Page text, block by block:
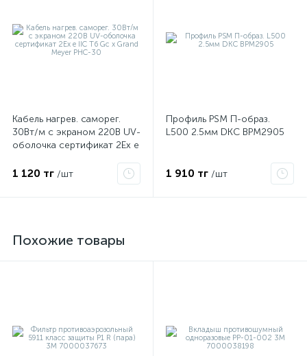
Кабель нагрев. саморег.
30Вт/м с экраном 220В UV-
оболочка сертификат 2Ex e
PHC-30
1 120 тг /шт
Профиль PSM П-образ.
L500 2.5мм DKC BPM2905
1 910 тг /шт
Похожие товары